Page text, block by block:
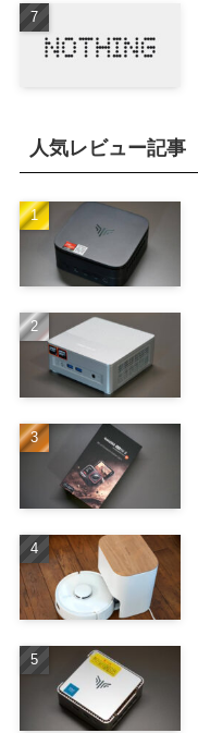
人気レビュー記事